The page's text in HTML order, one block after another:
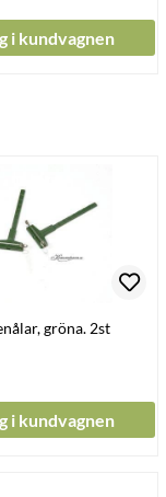
i kundvagnen
gröna. 2st
i kundvagnen